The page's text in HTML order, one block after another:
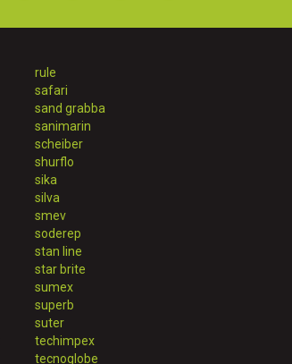
rule
safari
sand grabba
sanimarin
scheiber
shurflo
sika
silva
smev
soderep
stan line
star brite
sumex
superb
suter
techimpex
tecnoglobe